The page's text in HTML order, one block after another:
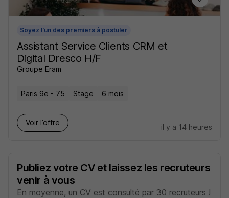
Soyez l'un des premiers à postuler
Assistant Service Clients CRM et
Digital Dresco H/F
Groupe Eram
Paris 9e - 75 Stage 6 mois
Voir l’offre
il y a 14 heures
Publiez votre CV et laissez les recruteurs
venir à vous
En moyenne, un CV est consulté par 30 recruteurs !